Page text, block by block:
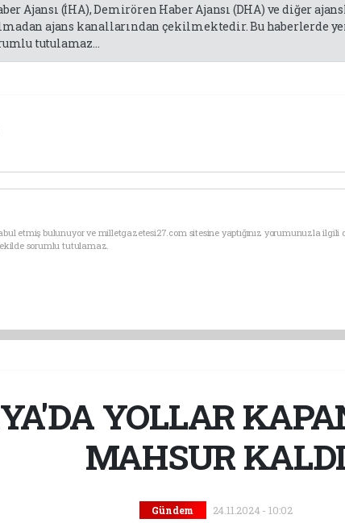
Ajansı (İHA), Demirören Haber Ajansı (DHA) ve diğer
ajans kanallarından çekilmektedir. Bu haberlerde
tutulamaz...
etmiş bulunuyor ve milletgazetesi27.com sitesine yaptığınız yorumunuzla
sorumlu tutulamaz.
YOLLAR
MAHSUR
Gündem 24.11.2024 - 10:02